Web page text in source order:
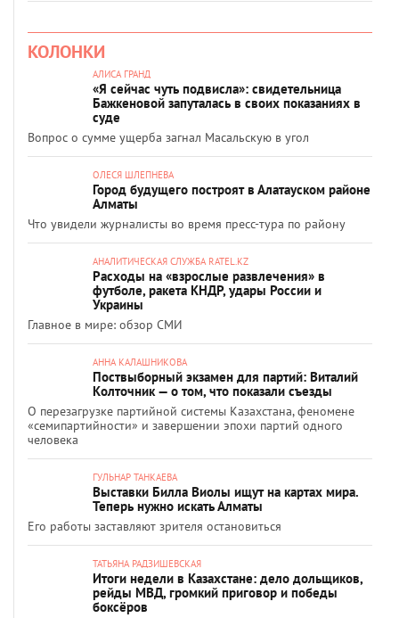
КОЛОНКИ
АЛИСА ГРАНД
«Я сейчас чуть подвисла»: свидетельница
Бажкеновой запуталась в своих показаниях в
суде
Вопрос о сумме ущерба загнал Масальскую в угол
ОЛЕСЯ ШЛЕПНЕВА
Город будущего построят в Алатауском районе
Алматы
Что увидели журналисты во время пресс-тура по району
АНАЛИТИЧЕСКАЯ СЛУЖБА RATEL.KZ
Расходы на «взрослые развлечения» в
футболе, ракета КНДР, удары России и
Украины
Главное в мире: обзор СМИ
АННА КАЛАШНИКОВА
Поствыборный экзамен для партий: Виталий
Колточник — о том, что показали съезды
О перезагрузке партийной системы Казахстана, феномене
«семипартийности» и завершении эпохи партий одного
человека
ГУЛЬНАР ТАНКАЕВА
Выставки Билла Виолы ищут на картах мира.
Теперь нужно искать Алматы
Его работы заставляют зрителя остановиться
ТАТЬЯНА РАДЗИШЕВСКАЯ
Итоги недели в Казахстане: дело дольщиков,
рейды МВД, громкий приговор и победы
боксёров